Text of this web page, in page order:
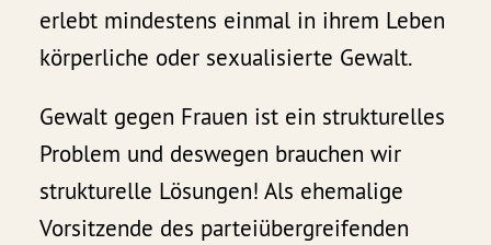
erlebt mindestens einmal in ihrem Leben
körperliche oder sexualisierte Gewalt.
Gewalt gegen Frauen ist ein strukturelles
Problem und deswegen brauchen wir
strukturelle Lösungen! Als ehemalige
Vorsitzende des parteiübergreifenden